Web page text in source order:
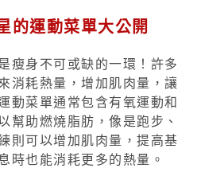
的運動菜單大公開
瘦身不可或缺的一環！許多
消耗熱量，增加肌肉量，讓
動菜單通常包含有氧運動和
幫助燃燒脂肪，像是跑步、
則可以增加肌肉量，提高基
時也能消耗更多的熱量。